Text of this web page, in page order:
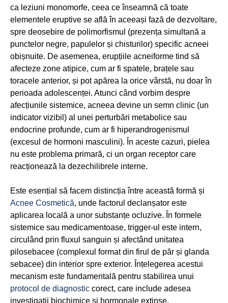
ca leziuni monomorfe, ceea ce înseamnă că toate
elementele eruptive se află în aceeași fază de dezvoltare,
spre deosebire de polimorfismul (prezența simultană a
punctelor negre, papulelor și chisturilor) specific acneei
obișnuite. De asemenea, erupțiile acneiforme tind să
afecteze zone atipice, cum ar fi spatele, brațele sau
toracele anterior, și pot apărea la orice vârstă, nu doar în
perioada adolescenței. Atunci când vorbim despre
afecțiunile sistemice, acneea devine un semn clinic (un
indicator vizibil) al unei perturbări metabolice sau
endocrine profunde, cum ar fi hiperandrogenismul
(excesul de hormoni masculini). În aceste cazuri, pielea
nu este problema primară, ci un organ receptor care
reacționează la dezechilibrele interne.
Este esențial să facem distincția între această formă și
Acnee Cosmetică, unde factorul declanșator este
aplicarea locală a unor substanțe ocluzive. În formele
sistemice sau medicamentoase, trigger-ul este intern,
circulând prin fluxul sanguin și afectând unitatea
pilosebacee (complexul format din firul de păr și glanda
sebacee) din interior spre exterior. Înțelegerea acestui
mecanism este fundamentală pentru stabilirea unui
protocol de diagnostic corect, care include adesea
investigații biochimice și hormonale extinse.